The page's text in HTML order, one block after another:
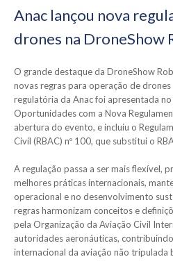
Anac lançou nova
drones na DroneShow
O grande destaque da DroneShow
novas regras para operação de drones
regulatória da Anac foi apresentada
Oportunidades com a Nova
abertura do evento, e incluiu o
Civil (RBAC) nº 100, que substitui o
A regulação passa a ser mais flexível,
melhores práticas internacionais,
operacional e no desenvolvimento
regras harmonizam conceitos e
pela Organização da Aviação Civil
autoridades aeronáuticas,
internacional da aviação não tripulada